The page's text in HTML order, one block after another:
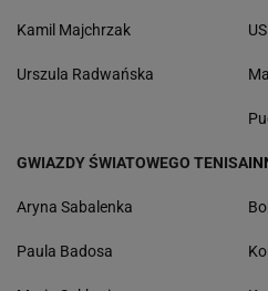
Kamil Majchrzak
Urszula Radwańska
GWIAZDY ŚWIATOWEGO TENISA
Aryna Sabalenka
Paula Badosa